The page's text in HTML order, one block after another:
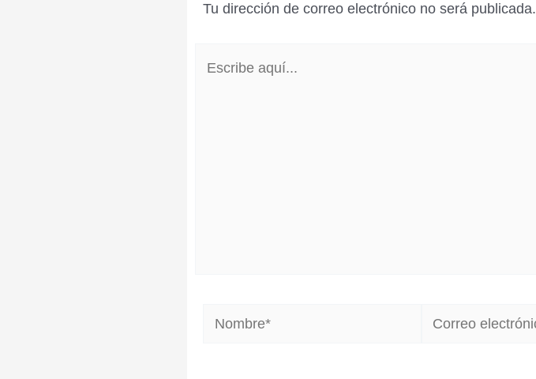
Tu dirección de correo electrónico no será publicada.
Nombre*
Correo